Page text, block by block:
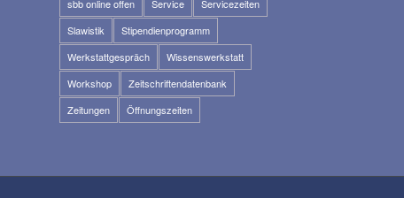
sbb online offen
Service
Servicezeiten
Slawistik
Stipendienprogramm
Werkstattgespräch
Wissenswerkstatt
Workshop
Zeitschriftendatenbank
Zeitungen
Öffnungszeiten